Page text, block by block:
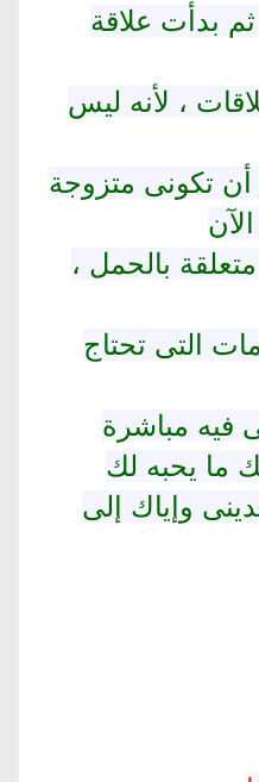
بدأت علاقة
، لأنه ليس
أن تكونى متزوجة
بالحمل ،
التى تحتاج
فيه مباشرة
ما يحبه لك
وإياك إلى